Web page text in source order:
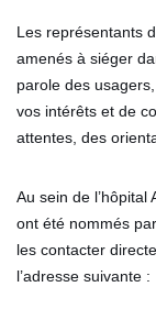
Les représentants
amenés à siéger
parole des
vos intérêts et de
attentes, des
Au sein de
ont été nommés
les contacter
l’adresse suivante :